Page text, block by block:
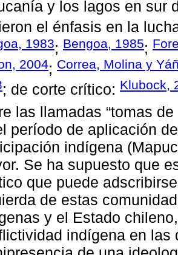
y los lagos en sur
el énfasis en la
1983; Bengoa, 1985;
2004; Correa, Molina y
; de corte crítico: Klubock,
las llamadas “tomas de
período de aplicación
indígena
Se ha supuesto que
que puede
de estas
y el Estado
indígena en las